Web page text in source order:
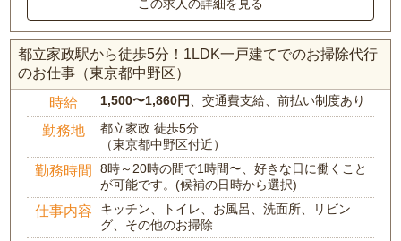
この求人の詳細を見る
都立家政駅から徒歩5分！1LDK一戸建てでのお掃除代行
のお仕事（東京都中野区）
時給 1,500〜1,860円 、交通費支給、前払い制度あり
勤務地
都立家政 徒歩5分
（東京都中野区付近）
勤務時間
8時～20時の間で1時間〜、好きな日に働くこと
が可能です。(候補の日時から選択)
仕事内容
キッチン、トイレ、お風呂、洗面所、リビン
グ、その他のお掃除